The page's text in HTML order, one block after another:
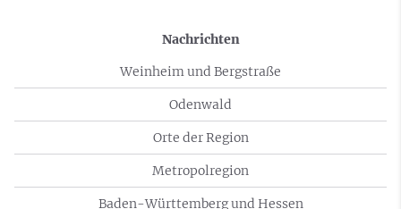
Nachrichten
Weinheim und Bergstraße
Odenwald
Orte der Region
Metropolregion
Baden-Württemberg und Hessen